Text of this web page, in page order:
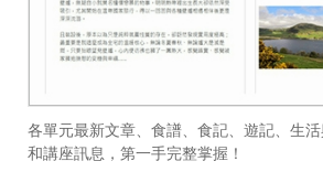
各單元最新文章、食譜、食記、遊記、生
和講座訊息，第一手完整掌握！